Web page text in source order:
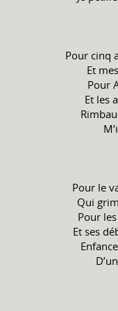
Pour cinq
Et
Pour
Et les
Pour le
Qui
Pour
Et ses